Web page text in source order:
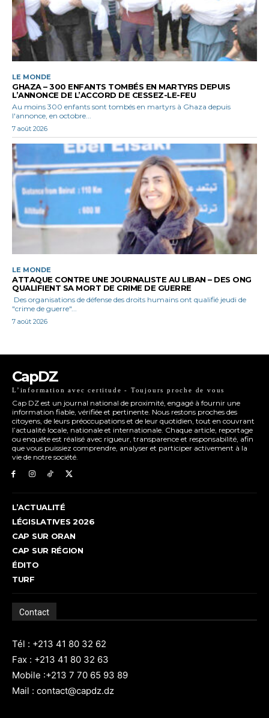
LE MONDE
GHAZA – 300 ENFANTS TOMBÉS EN MARTYRS DEPUIS
L’ANNONCE DE L’ACCORD DE CESSEZ-LE-FEU
Au moins 300 enfants sont tombés en martyrs à Ghaza depuis
l'annonce, en octobre...
7 août 2026
LE MONDE
ATTAQUE CONTRE UNE JOURNALISTE AU LIBAN – DES ONG
QUALIFIENT SA MORT DE CRIME DE GUERRE
Des organisations de défense des droits humains ont qualifié jeudi de
"crime de guerre"...
7 août 2026
CapDZ
L’information avec certitude - Toujours proche de vous
Cap DZ est un journal national de proximité, engagé à fournir une
information fiable, vérifiée et pertinente. Nous restons proches des
citoyens, de leurs préoccupations et de leur quotidien, tout en couvrant
l’actualité locale, nationale et internationale. Chaque article, reportage
ou enquête est réalisé avec rigueur, transparence et responsabilité, afin
que vous puissiez comprendre, analyser et participer activement à la
vie de notre société.
L’ACTUALITÉ
LÉGISLATIVES 2026
CAP SUR ORAN
CAP SUR RÉGION
ÉDITO
TURF
Contact
Tél : +213 41 80 32 62
Fax : +213 41 80 32 63
Mobile :+213 7 70 65 93 89
Mail : contact@capdz.dz